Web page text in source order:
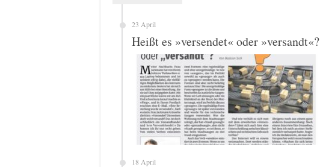
23 April
Heißt es »versendet« oder »versandt«?
18 April